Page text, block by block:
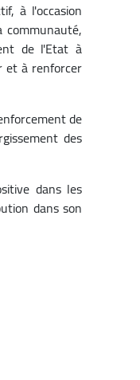
à l'occasion
communauté,
de l'Etat à
et à renforcer
de
des
dans les
dans son